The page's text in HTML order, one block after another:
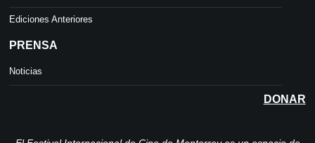
Ediciones Anteriores
PRENSA
Noticias
DONAR